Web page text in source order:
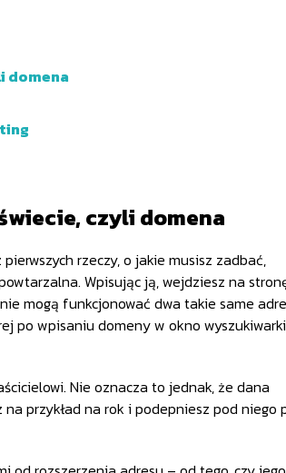
domena
czyli domena
rzeczy, o jakie musisz zadbać,
Wpisując ją, wejdziesz na
mogą funkcjonować dwa takie same
po wpisaniu domeny w okno wyszukiwarki
Nie oznacza to jednak, że dana
przykład na rok i podepniesz pod niego